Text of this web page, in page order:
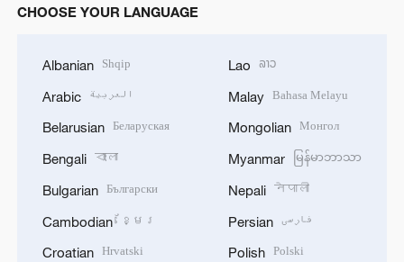
CHOOSE YOUR LANGUAGE
Albanian Shqip
Arabic العربية
Belarusian Беларуская
Bengali বাংলা
Bulgarian Български
Cambodian ខ្មែរ
Croatian Hrvatski
Lao ລາວ
Malay Bahasa Melayu
Mongolian Монгол
Myanmar မြန်မာဘာသာ
Nepali नेपाली
Persian فارسی
Polish Polski